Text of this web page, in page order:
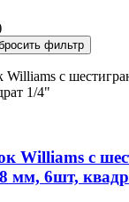
Williams с
мм, 6шт,